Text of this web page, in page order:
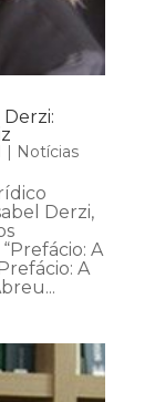
| Notícias
Derzi,
A
A